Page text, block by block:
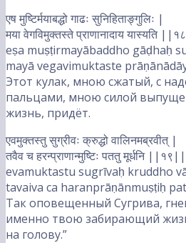
एष मुष्टिर्मयाबद्धो गाढः सुनिहिताङ्गुलिः |
मया वेगविमुक्तस्ते प्राणानादाय यास्यति
eṣa muṣṭirmayābaddho gāḍhaḥ
mayā vegavimuktaste
Этот кулак, мною сжатый, с
пальцами, мною силой
жизнь, придёт.
एवमुक्तस्तु सुग्रीवः क्रुद्धो वालिनमब्रवीत् |
तवैव च हरन्प्राणान्मुष्टिः पततु मूर्धनि ||१९||
evamuktastu sugrīvaḥ kruddho
tavaiva ca haranprāṇānmuṣṭiḥ
Так оповещенный Сугрива,
именно твою забирающий
на голову.”